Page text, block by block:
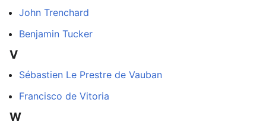
John Trenchard
Benjamin Tucker
V
Sébastien Le Prestre de Vauban
Francisco de Vitoria
W